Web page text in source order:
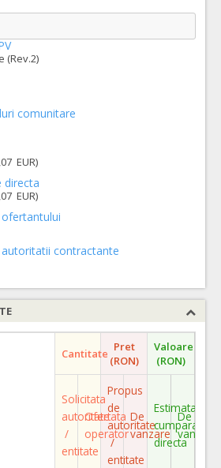
(Rev.2)
comunitare
EUR)
directa
EUR)
contractante
Cantitate Pret
(RON)
Valoare
(RON)
Solicitata
autoritate
/
entitate
Ofertata
operator
Propus
de
autoritate
/
entitate
De
vanzare
Estimata
cumparare
directa
De
vanzare